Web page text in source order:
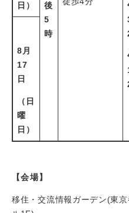
後
5
時
日）
8月
17
日
（日
曜
日）
【会場】
移住・交流情報ガーデン(東